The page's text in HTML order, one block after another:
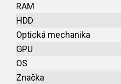
RAM
HDD
Optická mechanika
GPU
OS
Značka